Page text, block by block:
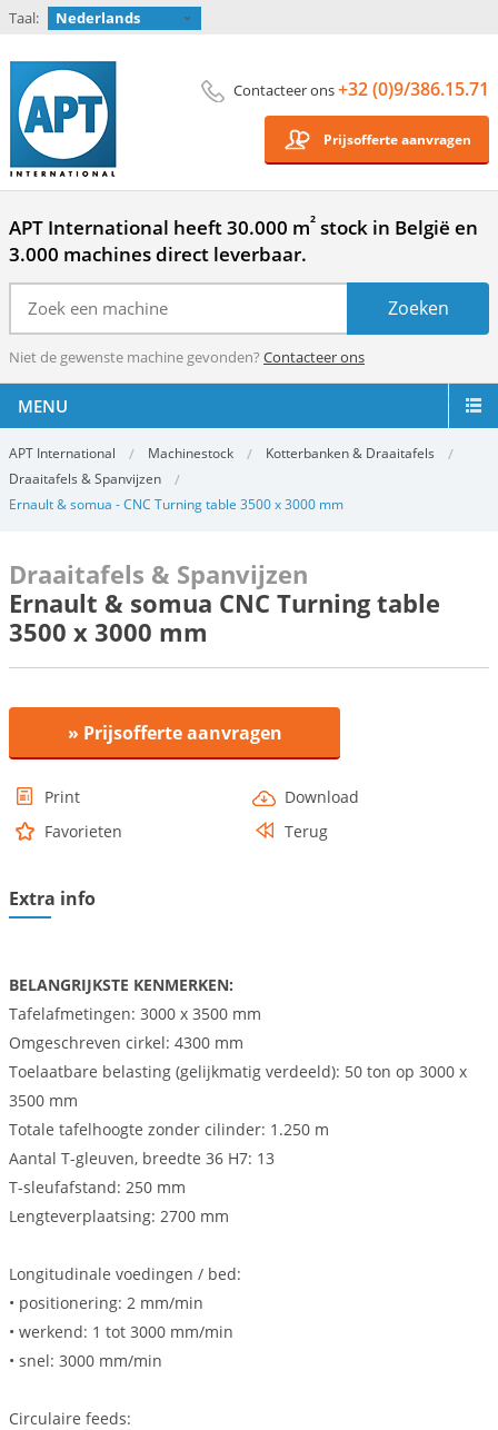
Taal: Nederlands
Contacteer ons+32 (0)9/386.15.71
Prijsofferte aanvragen
APT International heeft 30.000 m² stock in België en
3.000 machines direct leverbaar.
Niet de gewenste machine gevonden? Contacteer ons
MENU
APT International Machinestock
Kotterbanken & Draaitafels
Draaitafels & Spanvijzen
Ernault & somua - CNC Turning table 3500 x 3000 mm
Draaitafels & Spanvijzen
Ernault & somua CNC Turning table
3500 x 3000 mm
» Prijsofferte aanvragen
Print
Download
Favorieten
Terug
Extra info
BELANGRIJKSTE KENMERKEN:
Tafelafmetingen: 3000 x 3500 mm
Omgeschreven cirkel: 4300 mm
Toelaatbare belasting (gelijkmatig verdeeld): 50 ton op 3000 x
3500 mm
Totale tafelhoogte zonder cilinder: 1.250 m
Aantal T-gleuven, breedte 36 H7: 13
T-sleufafstand: 250 mm
Lengteverplaatsing: 2700 mm
Longitudinale voedingen / bed:
• positionering: 2 mm/min
• werkend: 1 tot 3000 mm/min
• snel: 3000 mm/min
Circulaire feeds: